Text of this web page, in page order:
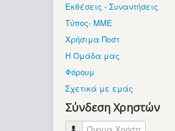
Εκθέσεις - Συναντήσεις
Τύπος- ΜΜΕ
Χρήσιμα Ποστ
Η Ομάδα μας
Φόρουμ
Σχετικά με εμάς
Σύνδεση Χρηστών